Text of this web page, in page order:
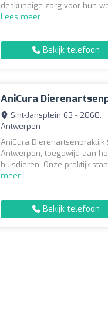
deskundige zorg voor hun
Lees meer
Bekijk telefoon
AniCura
Sint-Jansplein 63 - 2060,
Antwerpen
AniCura
Antwerpen, toegewijd aan
huisdieren. Onze praktijk
meer
Bekijk telefoon